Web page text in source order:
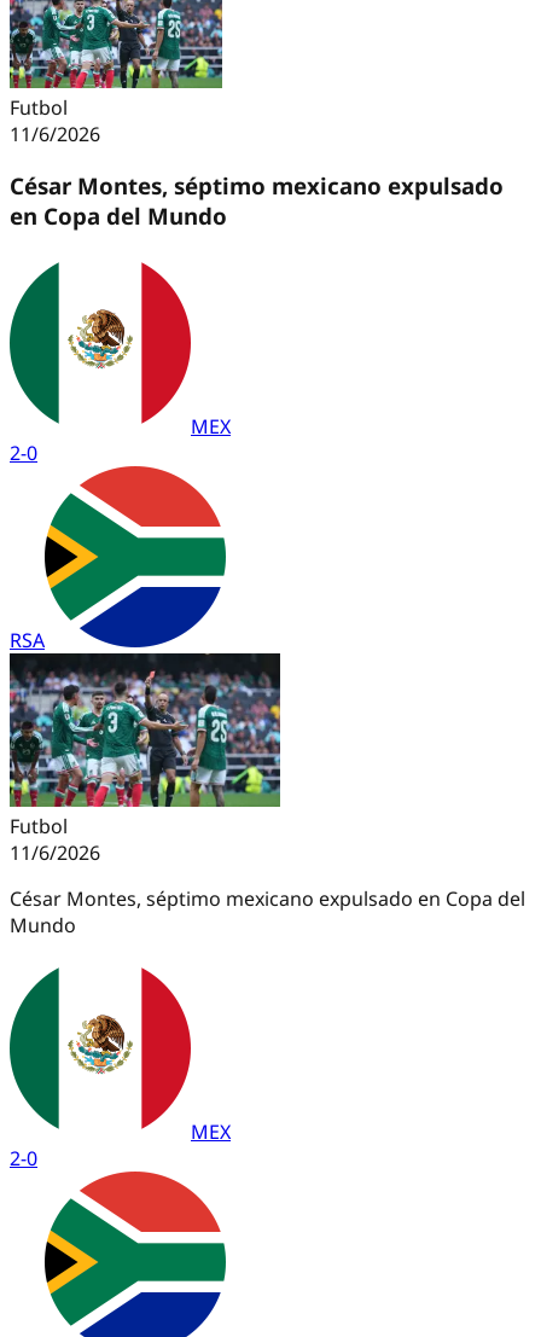
Futbol
11/6/2026
César Montes, séptimo mexicano expulsado
en Copa del Mundo
MEX
2-0
RSA
Futbol
11/6/2026
César Montes, séptimo mexicano expulsado en Copa del
Mundo
MEX
2-0